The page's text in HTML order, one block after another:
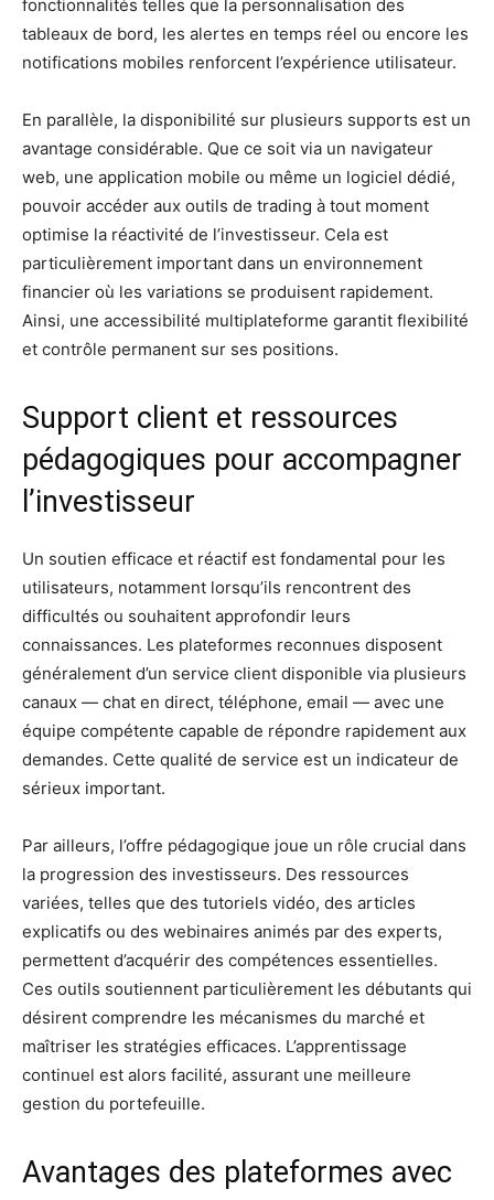
fonctionnalités telles que la personnalisation des
tableaux de bord, les alertes en temps réel ou encore les
notifications mobiles renforcent l’expérience utilisateur.
En parallèle, la disponibilité sur plusieurs supports est un
avantage considérable. Que ce soit via un navigateur
web, une application mobile ou même un logiciel dédié,
pouvoir accéder aux outils de trading à tout moment
optimise la réactivité de l’investisseur. Cela est
particulièrement important dans un environnement
financier où les variations se produisent rapidement.
Ainsi, une accessibilité multiplateforme garantit flexibilité
et contrôle permanent sur ses positions.
Support client et ressources
pédagogiques pour accompagner
l’investisseur
Un soutien efficace et réactif est fondamental pour les
utilisateurs, notamment lorsqu’ils rencontrent des
difficultés ou souhaitent approfondir leurs
connaissances. Les plateformes reconnues disposent
généralement d’un service client disponible via plusieurs
canaux — chat en direct, téléphone, email — avec une
équipe compétente capable de répondre rapidement aux
demandes. Cette qualité de service est un indicateur de
sérieux important.
Par ailleurs, l’offre pédagogique joue un rôle crucial dans
la progression des investisseurs. Des ressources
variées, telles que des tutoriels vidéo, des articles
explicatifs ou des webinaires animés par des experts,
permettent d’acquérir des compétences essentielles.
Ces outils soutiennent particulièrement les débutants qui
désirent comprendre les mécanismes du marché et
maîtriser les stratégies efficaces. L’apprentissage
continuel est alors facilité, assurant une meilleure
gestion du portefeuille.
Avantages des plateformes avec